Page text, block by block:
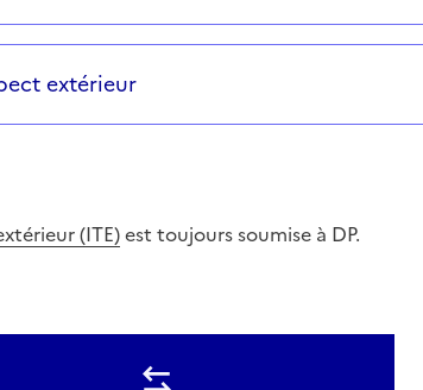
extérieur
(ITE)est toujours soumise à DP.